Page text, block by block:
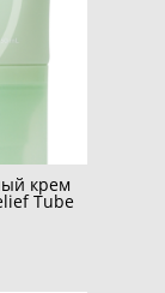
крем
Tube